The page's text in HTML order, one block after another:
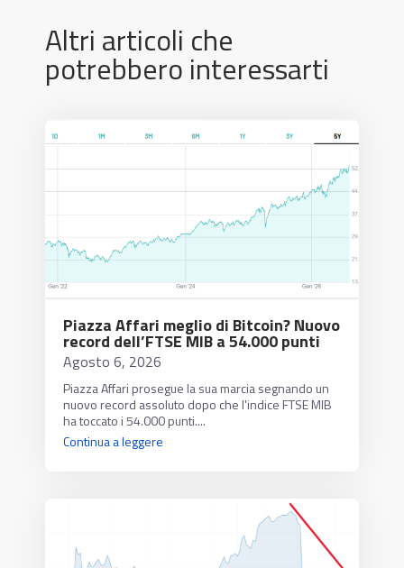
Altri articoli che
potrebbero interessarti
Piazza Affari meglio di Bitcoin? Nuovo
record dell’FTSE MIB a 54.000 punti
Agosto 6, 2026
Piazza Affari prosegue la sua marcia segnando un
nuovo record assoluto dopo che l'indice FTSE MIB
ha toccato i 54.000 punti....
Continua a leggere